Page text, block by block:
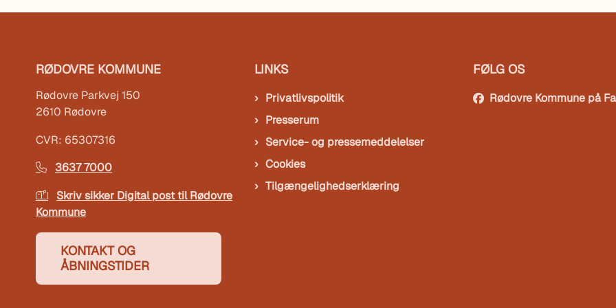
RØDOVRE KOMMUNE
Rødovre Parkvej 150
2610 Rødovre
CVR: 65307316
3637 7000
Skriv sikker Digital post til Rødovre
Kommune
KONTAKT OG
ÅBNINGSTIDER
LINKS
Privatlivspolitik
Presserum
Service- og pressemeddelelser
Cookies
Tilgængelighedserklæring
FØLG OS
Rødovre Kommune på